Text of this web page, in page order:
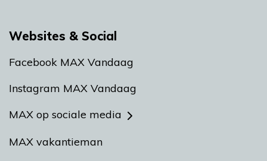
Websites & Social
Facebook MAX Vandaag
Instagram MAX Vandaag
MAX op sociale media
MAX vakantieman